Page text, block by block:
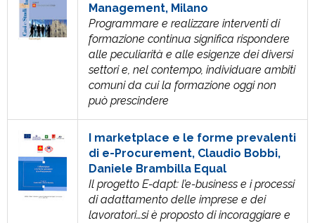
Management, Milano
Programmare e realizzare interventi di
formazione continua significa rispondere
alle peculiarità e alle esigenze dei diversi
settori e, nel contempo, individuare ambiti
comuni da cui la formazione oggi non
può prescindere
I marketplace e le forme prevalenti
di e-Procurement, Claudio Bobbi,
Daniele Brambilla Equal
Il progetto E-dapt: l’e-business e i processi
di adattamento delle imprese e dei
lavoratori…si è proposto di incoraggiare e